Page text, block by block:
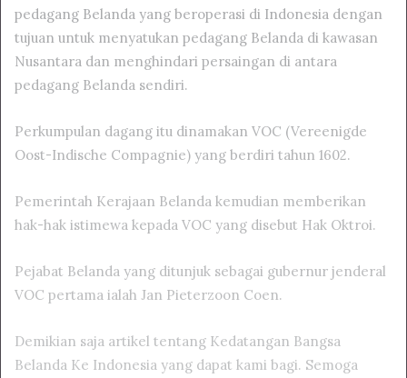
pedagang Belanda yang beroperasi di Indonesia dengan
tujuan untuk menyatukan pedagang Belanda di kawasan
Nusantara dan menghindari persaingan di antara
pedagang Belanda sendiri.
Perkumpulan dagang itu dinamakan VOC (Vereenigde
Oost-Indische Compagnie) yang berdiri tahun 1602.
Pemerintah Kerajaan Belanda kemudian memberikan
hak-hak istimewa kepada VOC yang disebut Hak Oktroi.
Pejabat Belanda yang ditunjuk sebagai gubernur jenderal
VOC pertama ialah Jan Pieterzoon Coen.
Demikian saja artikel tentang Kedatangan Bangsa
Belanda Ke Indonesia yang dapat kami bagi. Semoga